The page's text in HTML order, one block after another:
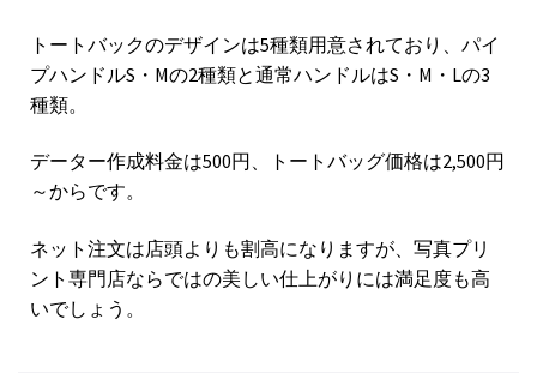
トートバックのデザインは5種類用意されており、パイ
プハンドルS・Mの2種類と通常ハンドルはS・M・Lの3
種類。
データー作成料金は500円、トートバッグ価格は2,500円
～からです。
ネット注文は店頭よりも割高になりますが、写真プリ
ント専門店ならではの美しい仕上がりには満足度も高
いでしょう。